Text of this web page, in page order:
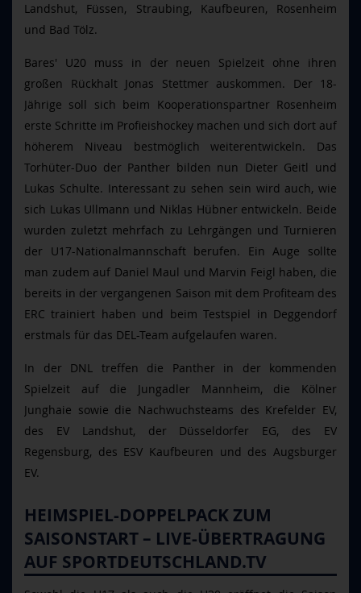
Landshut, Füssen, Straubing, Kaufbeuren, Rosenheim
und Bad Tölz.
Bares' U20 muss in der neuen Spielzeit ohne ihren
großen Rückhalt Jonas Stettmer auskommen. Der 18-
Jährige soll sich beim Kooperationspartner Rosenheim
erste Schritte im Profieishockey machen und sich dort auf
höherem Niveau bestmöglich weiterentwickeln. Das
Torhüter-Duo der Panther bilden nun Dieter Geitl und
Lukas Schulte. Interessant zu sehen sein wird auch, wie
sich Lukas Ullmann und Niklas Hübner entwickeln. Beide
wurden zuletzt mehrfach zu Lehrgängen und Turnieren
der U17-Nationalmannschaft berufen. Ein Auge sollte
man zudem auf Daniel Maul und Marvin Feigl haben, die
bereits in der vergangenen Saison mit dem Profiteam des
ERC trainiert haben und beim Testspiel in Deggendorf
erstmals für das DEL-Team aufgelaufen waren.
In der DNL treffen die Panther in der kommenden
Spielzeit auf die Jungadler Mannheim, die Kölner
Junghaie sowie die Nachwuchsteams des Krefelder EV,
des EV Landshut, der Düsseldorfer EG, des EV
Regensburg, des ESV Kaufbeuren und des Augsburger
EV.
HEIMSPIEL-DOPPELPACK ZUM
SAISONSTART – LIVE-ÜBERTRAGUNG
AUF SPORTDEUTSCHLAND.TV